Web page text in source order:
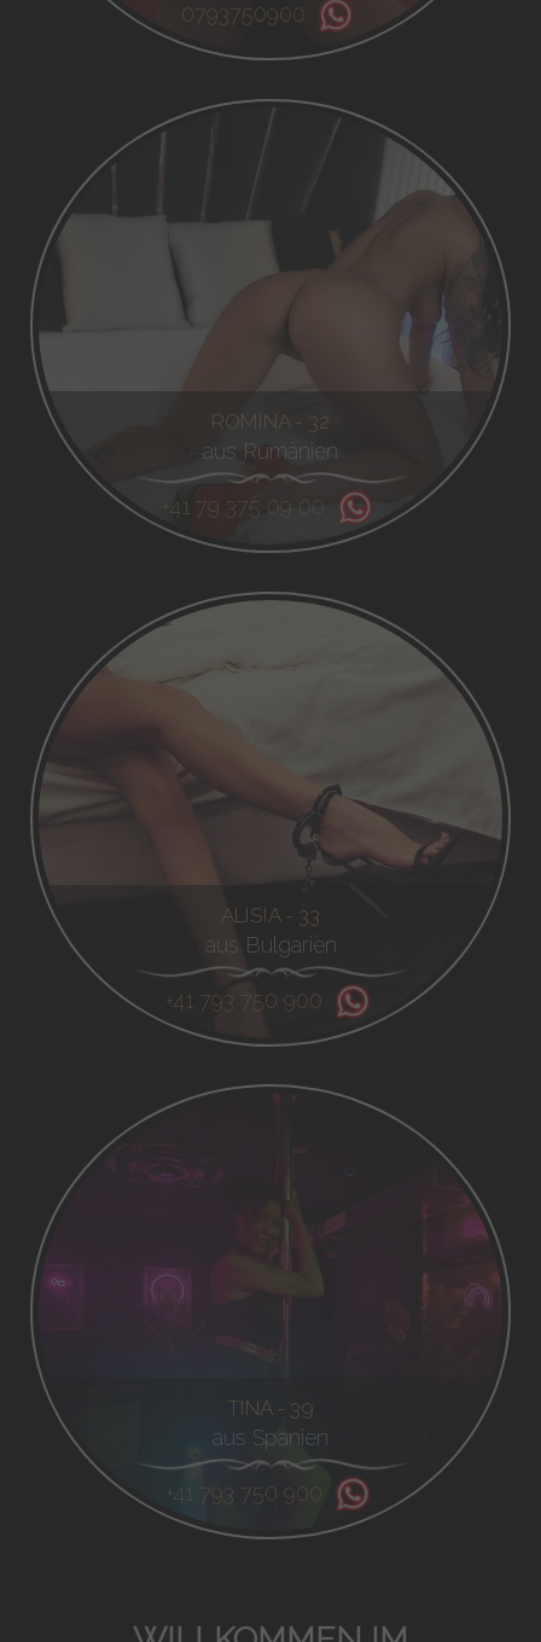
0793750900
ROMINA - 32
aus Rumänien
+41 79 375 09 00
ALISIA - 33
aus Bulgarien
+41 793 750 900
TINA - 39
aus Spanien
+41 793 750 900